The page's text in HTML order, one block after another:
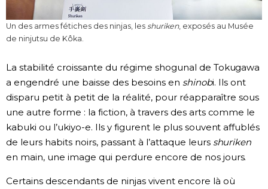
Un des armes fétiches des ninjas, les shuriken, exposés au Musée
de ninjutsu de Kôka.
La stabilité croissante du régime shogunal de Tokugawa
a engendré une baisse des besoins en shinobi. Ils ont
disparu petit à petit de la réalité, pour réapparaître sous
une autre forme : la fiction, à travers des arts comme le
kabuki ou l’ukiyo-e. Ils y figurent le plus souvent affublés
de leurs habits noirs, passant à l’attaque leurs shuriken
en main, une image qui perdure encore de nos jours.
Certains descendants de ninjas vivent encore là où